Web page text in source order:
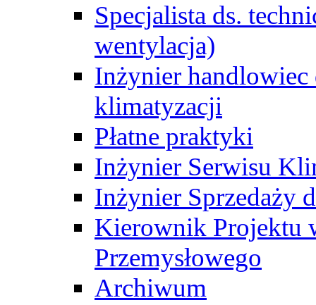
Specjalista ds.
wentylacja)
Inżynier handlowiec
klimatyzacji
Płatne praktyki
Inżynier Serwisu
Inżynier Sprzedaży
Kierownik Projektu
Przemysłowego
Archiwum